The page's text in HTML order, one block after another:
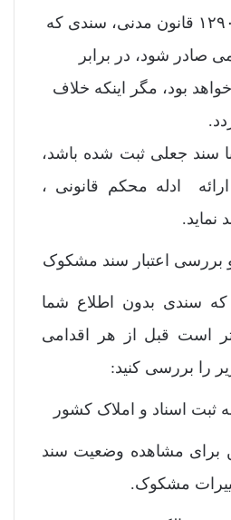
همچنین، طبق ماده ۱۲۹۰ قانون مدنی، سندی که
صادر شود، در برابر
بود، مگر اینکه خلاف
با سند جعلی ثبت شده باشد،
ادله محکم قانونی ،
اعتبار سند مشکوک
سندی بدون اطلاع شما
است قبل از هر اقدامی
را بررسی کنید:
ثبت اسناد و املاک کشور
برای مشاهده وضعیت سند
مشکوک.